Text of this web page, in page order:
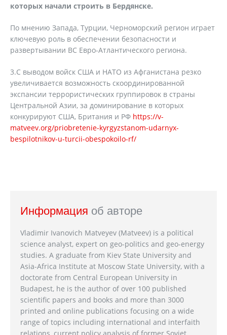
которых начали строить в Бердянске.
По мнению Запада, Турции, Черноморский регион играет
ключевую роль в обеспечении безопасности и
развертывании ВС Евро-Атлантического региона.
3.С выводом войск США и НАТО из Афганистана резко
увеличивается возможность скоординированной
экспансии террористических группировок в страны
Центральной Азии, за доминирование в которых
конкурируют США, Британия и РФ https://v-
matveev.org/priobretenie-kyrgyzstanom-udarnyx-
bespilotnikov-u-turcii-obespokoilo-rf/
Информация об авторе
Vladimir Ivanovich Matveyev (Matveev) is a political
science analyst, expert on geo-politics and geo-energy
studies. A graduate from Kiev State University and
Asia-Africa Institute at Moscow State University, with a
doctorate from Central European University in
Budapest, he is the author of over 100 published
scientific papers and books and more than 3000
printed and online publications focusing on a wide
range of topics including international and interfaith